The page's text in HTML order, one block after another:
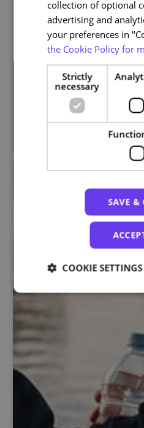
collection of optional
advertising and
your preferences in
the Cookie Policy for
Strictly
necessary
SAVE &
COOKIE SETTINGS